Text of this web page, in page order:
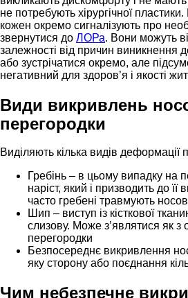
не потребують хірургічної
кожен окремо сигналізують про
звернутися до ЛОРа. Вони можуть
залежності від причин виникнення
або зустрічатися окремо, але
негативний для здоров’я і якості
Види викривлень
перегородки
Виділяють кілька видів деформації
Гребінь – в цьому випадку на
наріст, який і призводить до
часто гребені травмують
Шип – виступ із кісткової
слизову. Може з’являтися як з
перегородки
Безпосереднє викривлення
яку сторону або поєднання
Чим небезпечне